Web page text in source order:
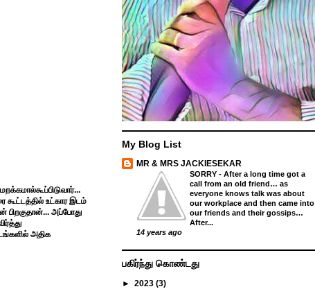
கூட்டத்தில் உட்கார இடம்
பிறகுதான்... அப்போது
அதிக
My Blog List
MR & MRS JACKIESEKAR
SORRY - After a long time got a
call from an old friend… as
everyone knows talk was about
our workplace and then came into
our friends and their gossips…
After...
14 years ago
பகிர்ந்து கொண்டது
► 2023 (3)